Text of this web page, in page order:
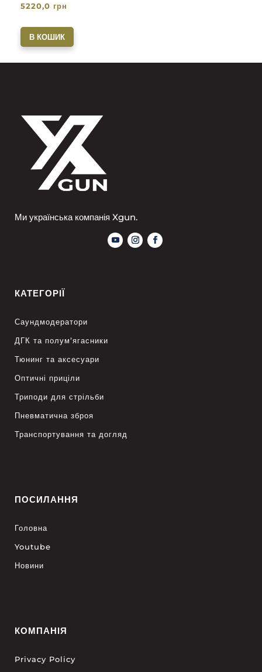
5220,0 грн
В КОШИК
Ми українська компанія Xgun.
КАТЕГОРІЇ
Саундмодератори
ДГК та полум’ягасники
Тюнинг та аксесуари
Оптичні приціли
Триподи для стрільби
Пневматична зброя
Транспортування та догляд
ПОСИЛАННЯ
Головна
Youtube
Новини
КОМПАНІЯ
Privacy Policy